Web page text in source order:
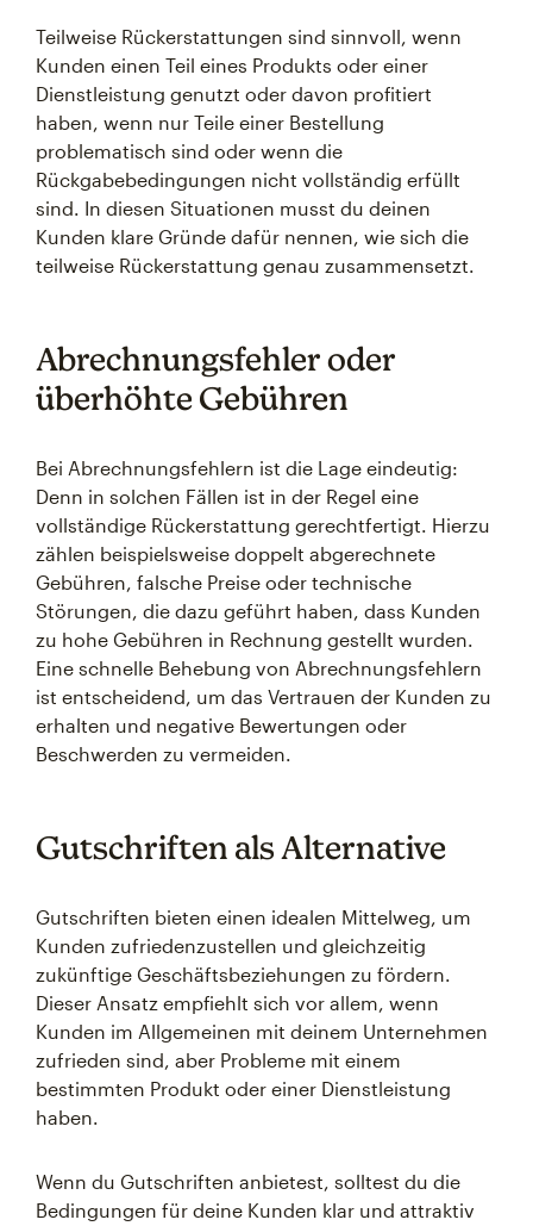
Teilweise Rückerstattungen sind sinnvoll, wenn
Kunden einen Teil eines Produkts oder einer
Dienstleistung genutzt oder davon profitiert
haben, wenn nur Teile einer Bestellung
problematisch sind oder wenn die
Rückgabebedingungen nicht vollständig erfüllt
sind. In diesen Situationen musst du deinen
Kunden klare Gründe dafür nennen, wie sich die
teilweise Rückerstattung genau zusammensetzt.
Abrechnungsfehler oder
überhöhte Gebühren
Bei Abrechnungsfehlern ist die Lage eindeutig:
Denn in solchen Fällen ist in der Regel eine
vollständige Rückerstattung gerechtfertigt. Hierzu
zählen beispielsweise doppelt abgerechnete
Gebühren, falsche Preise oder technische
Störungen, die dazu geführt haben, dass Kunden
zu hohe Gebühren in Rechnung gestellt wurden.
Eine schnelle Behebung von Abrechnungsfehlern
ist entscheidend, um das Vertrauen der Kunden zu
erhalten und negative Bewertungen oder
Beschwerden zu vermeiden.
Gutschriften als Alternative
Gutschriften bieten einen idealen Mittelweg, um
Kunden zufriedenzustellen und gleichzeitig
zukünftige Geschäftsbeziehungen zu fördern.
Dieser Ansatz empfiehlt sich vor allem, wenn
Kunden im Allgemeinen mit deinem Unternehmen
zufrieden sind, aber Probleme mit einem
bestimmten Produkt oder einer Dienstleistung
haben.
Wenn du Gutschriften anbietest, solltest du die
Bedingungen für deine Kunden klar und attraktiv